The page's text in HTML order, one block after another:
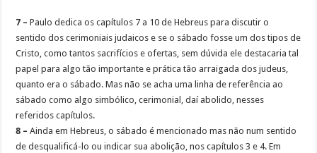
7 – Paulo dedica os capítulos 7 a 10 de Hebreus para discutir o
sentido dos cerimoniais judaicos e se o sábado fosse um dos tipos de
Cristo, como tantos sacrifícios e ofertas, sem dúvida ele destacaria tal
papel para algo tão importante e prática tão arraigada dos judeus,
quanto era o sábado. Mas não se acha uma linha de referência ao
sábado como algo simbólico, cerimonial, daí abolido, nesses
referidos capítulos.
8 – Ainda em Hebreus, o sábado é mencionado mas não num sentido
de desqualificá-lo ou indicar sua abolição, nos capítulos 3 e 4. Em